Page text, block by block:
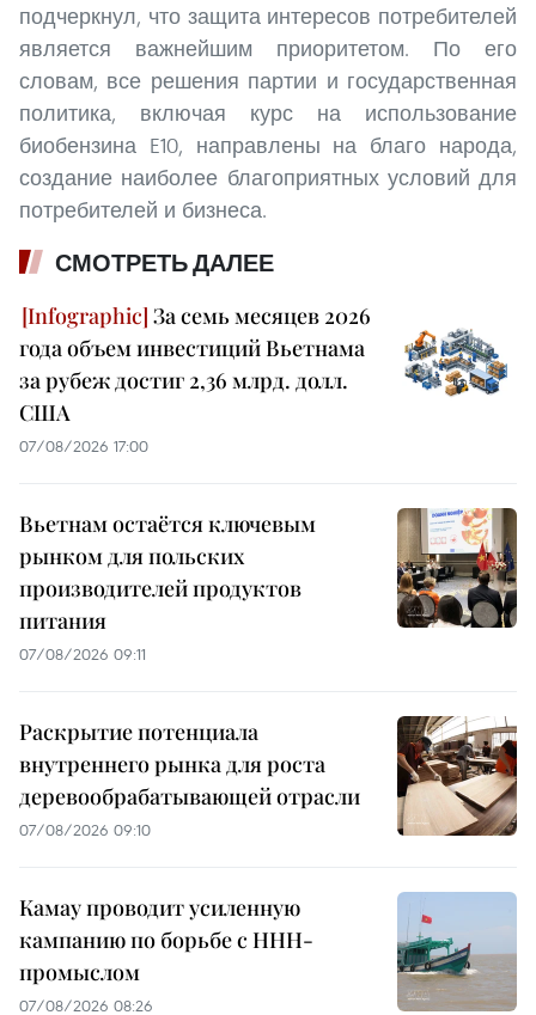
подчеркнул, что защита интересов потребителей
является важнейшим приоритетом. По его
словам, все решения партии и государственная
политика, включая курс на использование
биобензина E10, направлены на благо народа,
создание наиболее благоприятных условий для
потребителей и бизнеса.
СМОТРЕТЬ ДАЛЕЕ
За семь месяцев 2026
года объем инвестиций Вьетнама
за рубеж достиг 2,36 млрд. долл.
США
07/08/2026 17:00
Вьетнам остаётся ключевым
рынком для польских
производителей продуктов
питания
07/08/2026 09:11
Раскрытие потенциала
внутреннего рынка для роста
деревообрабатывающей отрасли
07/08/2026 09:10
Камау проводит усиленную
кампанию по борьбе с ННН-
промыслом
07/08/2026 08:26